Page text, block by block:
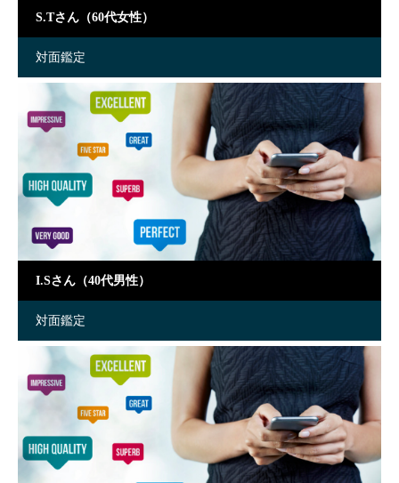
S.Tさん（60代女性）
対面鑑定
I.Sさん（40代男性）
対面鑑定